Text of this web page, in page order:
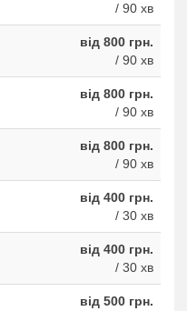
/ 90 хв
від 800 грн.
/ 90 хв
від 800 грн.
/ 90 хв
від 800 грн.
/ 90 хв
від 400 грн.
/ 30 хв
від 400 грн.
/ 30 хв
від 500 грн.